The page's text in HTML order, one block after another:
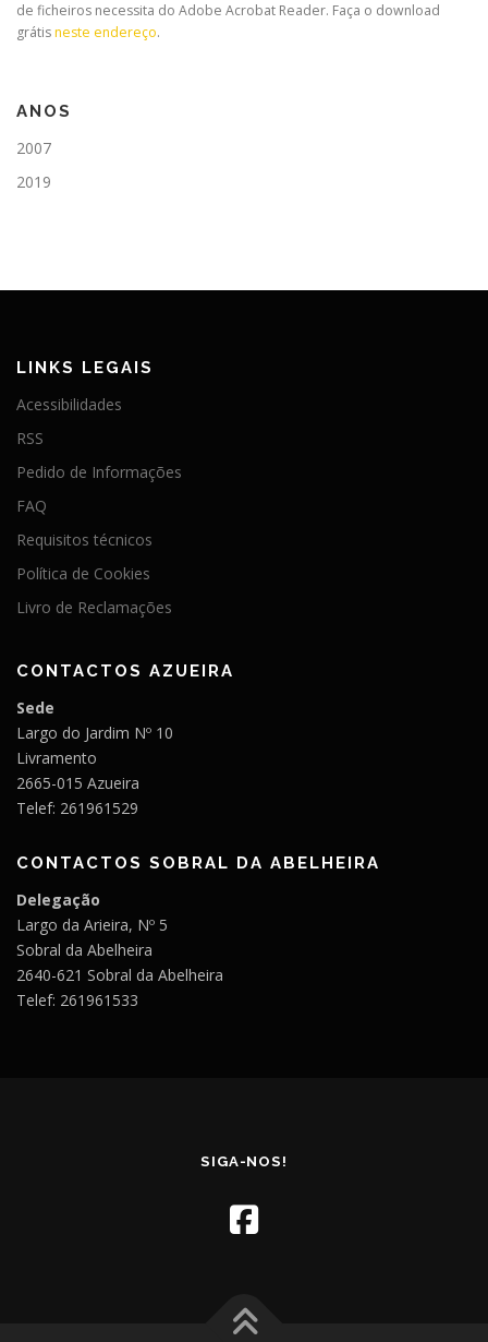
de ficheiros necessita do Adobe Acrobat Reader. Faça o download
grátisneste endereço.
ANOS
2007
2019
LINKS LEGAIS
Acessibilidades
RSS
Pedido de Informações
FAQ
Requisitos técnicos
Política de Cookies
Livro de Reclamações
CONTACTOS AZUEIRA
Sede
Largo do Jardim Nº 10
Livramento
2665-015 Azueira
Telef: 261961529
CONTACTOS SOBRAL DA ABELHEIRA
Delegação
Largo da Arieira, Nº 5
Sobral da Abelheira
2640-621 Sobral da Abelheira
Telef: 261961533
SIGA-NOS!